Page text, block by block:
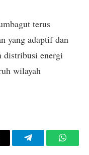
terus
yang adaptif dan
distribusi energi
wilayah
Telegram